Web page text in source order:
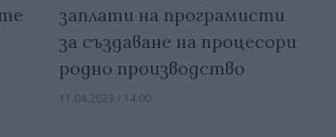
заплати на програмисти
за създаване на процесори
родно производство
11.04.2023 / 14:00